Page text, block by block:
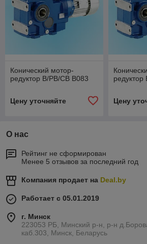
Конический мотор-
редуктор В/РВ/СВ B083
Цену уточняйте Цену
О нас
Рейтинг не сформирован
Менее 5 отзывов за последний год
Компания продает на Deal.by
Работает с 05.01.2019
г. Минск
223053 РБ, Минский р-н, р-н
каб.303, Минск, Беларусь